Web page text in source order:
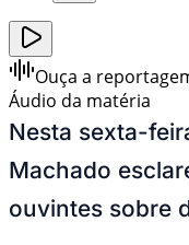
Ouça a
Áudio da matéria
Nesta sexta-
Machado
ouvintes sobre